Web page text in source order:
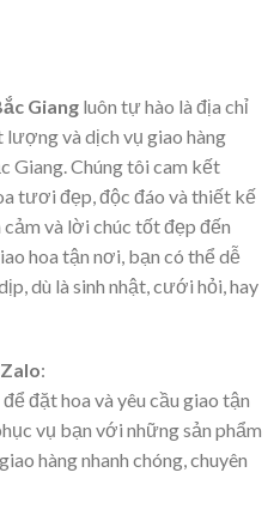
Giang luôn tự hào là địa chỉ
và dịch vụ giao hàng
Giang. Chúng tôi cam kết
tươi đẹp, độc đáo và thiết kế
và lời chúc tốt đẹp đến
hoa tận nơi, bạn có thể dễ
dù là sinh nhật, cưới hỏi, hay
Zalo:
để đặt hoa và yêu cầu giao tận
vụ bạn với những sản phẩm
hàng nhanh chóng, chuyên